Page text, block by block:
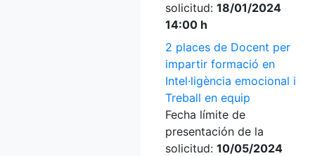
solicitud: 18/01/2024
14:00 h
2 places de Docent per
impartir formació en
Intel·ligència emocional i
Treball en equip
Fecha límite de
presentación de la
solicitud: 10/05/2024